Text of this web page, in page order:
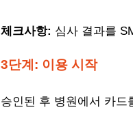
체크사항: 심사 결과를
3단계: 이용 시작
승인된 후 병원에서 카